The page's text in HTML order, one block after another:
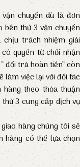
chuyển dù là đơn
bên thứ 3 vận chuyển
chịu trách nhiệm giải
quyền từ chối nhận
đổi trả hoàn tiền” còn
làm việc lại với đối tác
theo thỏa thuận
3 cung cấp dịch vụ
hàng chúng tôi sẽ
hàng có thể lựa chọn